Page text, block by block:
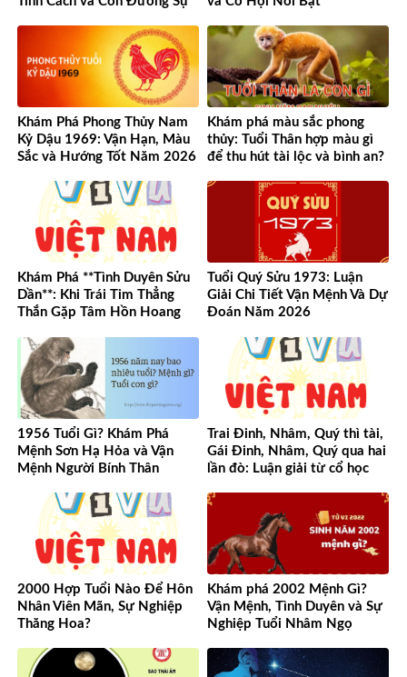
Khám Phá Phong Thủy Nam
Kỷ Dậu 1969: Vận Hạn, Màu
Sắc và Hướng Tốt Năm 2026
Khám phá màu sắc phong
thủy: Tuổi Thân hợp màu gì
để thu hút tài lộc và bình an?
Khám Phá **Tình Duyên Sửu
Dần**: Khi Trái Tim Thẳng
Thắn Gặp Tâm Hồn Hoang
Tuổi Quý Sửu 1973: Luận
Giải Chi Tiết Vận Mệnh Và Dự
Đoán Năm 2026
1956 Tuổi Gì? Khám Phá
Mệnh Sơn Hạ Hỏa và Vận
Mệnh Người Bính Thân
Trai Đinh, Nhâm, Quý thì tài,
Gái Đinh, Nhâm, Quý qua hai
lần đò: Luận giải từ cổ học
2000 Hợp Tuổi Nào Để Hôn
Nhân Viên Mãn, Sự Nghiệp
Thăng Hoa?
Khám phá 2002 Mệnh Gì?
Vận Mệnh, Tình Duyên và Sự
Nghiệp Tuổi Nhâm Ngọ